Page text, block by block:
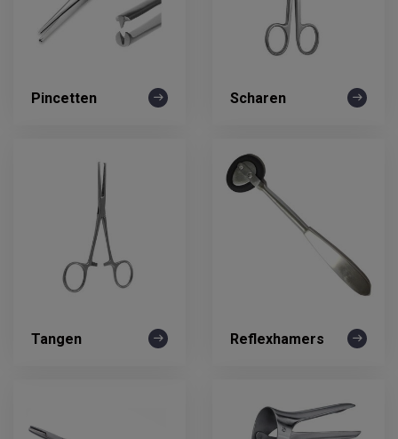
Pincetten Scharen
Tangen Reflexhamers